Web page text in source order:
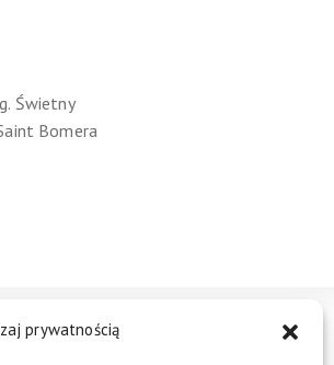
prywatnością
Świetny
Bomera